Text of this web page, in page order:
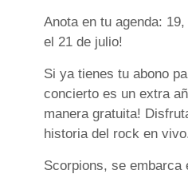
Anota en tu agenda:
el 21 de julio!
Si ya tienes tu abono
concierto es un extra
manera gratuita!
historia del rock en
Scorpions, se embarca